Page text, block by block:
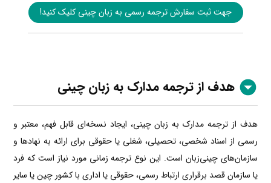
جهت ثبت سفارش ترجمه رسمی به زبان چینی کلیک کنید!
هدف از ترجمه مدارک به زبان چینی
هدف از ترجمه مدارک به زبان چینی، ایجاد نسخه‌ای قابل فهم، معتبر و
رسمی از اسناد شخصی، تحصیلی، شغلی یا حقوقی برای ارائه به نهادها و
سازمان‌های چینی‌زبان است. این نوع ترجمه زمانی مورد نیاز است که فرد
یا سازمان قصد برقراری ارتباط رسمی، حقوقی یا اداری با کشور چین یا سایر